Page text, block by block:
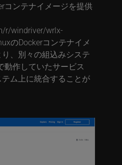
コンテナイメージを提供
r/windriver/wrlx-
のDockerコンテナイメ
、別々の組込みシステ
動作していたサービス
ム上に統合することが